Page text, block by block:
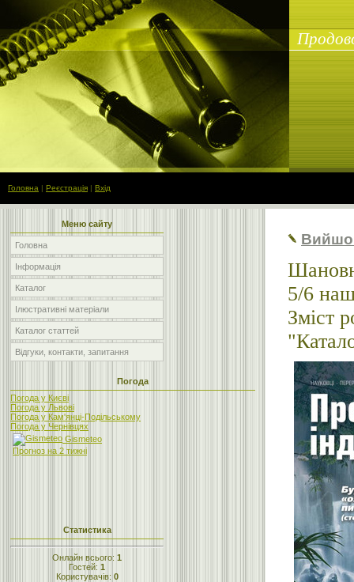
Головна | Реєстрація | Вхід
Меню сайту
Головна
Інформація
Каталог
Ілюстративні матеріали
Каталог статтей
Відгуки, контакти, запитання
Погода
Погода у Києві
Погода у Львові
Погода у Кам'янці-Подільському
Погода у Чернівцях
Gismeteo
Прогноз на 2 тижні
Статистика
Онлайн всього: 1
Гостей: 1
Користувачів: 0
5/6
Зміст